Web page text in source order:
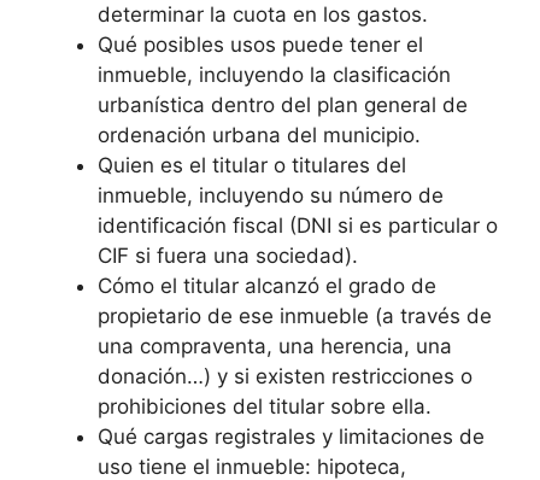
determinar la cuota en los gastos.
Qué posibles usos puede tener el
inmueble, incluyendo la clasificación
urbanística dentro del plan general de
ordenación urbana del municipio.
Quien es el titular o titulares del
inmueble, incluyendo su número de
identificación fiscal (DNI si es particular o
CIF si fuera una sociedad).
Cómo el titular alcanzó el grado de
propietario de ese inmueble (a través de
una compraventa, una herencia, una
donación…) y si existen restricciones o
prohibiciones del titular sobre ella.
Qué cargas registrales y limitaciones de
uso tiene el inmueble: hipoteca,